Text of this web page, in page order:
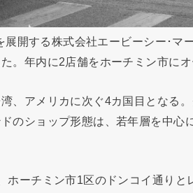
開する株式会社エービーシー･マ
。年内に2店舗をホーチミン市にオ
、アメリカに次ぐ4カ国目となる
のショップ形態は、若年層を中心
ホーチミン市1区のドンコイ通りと